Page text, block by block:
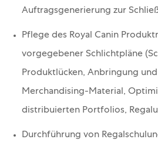
Auftragsgenerierung zur
Pflege des Royal Canin
vorgegebener Schlichtpläne
Produktlücken, Anbringung
Merchandising-Material,
distribuierten Portfolios,
Durchführung von